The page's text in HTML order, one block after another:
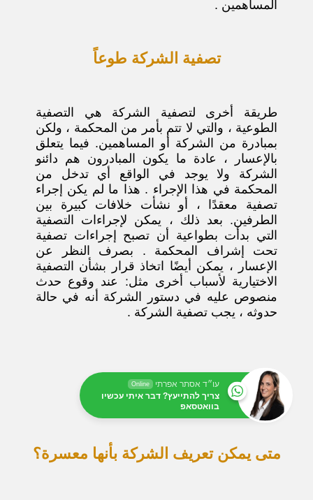
المساهمين .
تصفية الشركة طوعاً
طريقة أخرى لتصفية الشركة هي التصفية
الطوعية ، والتي لا تتم بأمر من المحكمة ، ولكن
بمبادرة من الشركة أو المساهمين. فيما يتعلق
بالإعسار ، عادة ما يكون المبادرون هم دائنو
الشركة ولا يوجد في الواقع أي تدخل من
المحكمة في هذا الإجراء . هذا ما لم يكن إجراء
تصفية معقدًا ، أو نشأت خلافات كبيرة بين
الطرفين. بعد ذلك ، يمكن لإجراءات التصفية
التي بدأت بطواعية أن تصبح إجراءات تصفية
تحت إشراف المحكمة . بصرف النظر عن
الإعسار ، يمكن أيضًا اتخاذ قرار بشأن التصفية
الاختيارية لأسباب أخرى مثل: عند وقوع حدث
منصوص عليه في دستور الشركة أنه في حالة
حدوثه ، يجب تصفية الشركة .
עו״ד אסתר אפרתי Online
צריך להתייעץ? דבר איתי עכשיו
בוואטסאפ
متى يمكن تعريف الشركة بأنها معسرة؟